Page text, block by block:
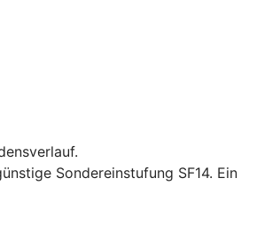
Sondereinstufung SF14. Ein